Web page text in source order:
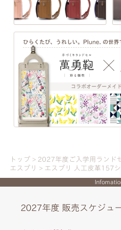
トップ 2027年度ご入学用ランド
エスプリ
エスプリ 人工皮革157
2027年度 販売スケジュ